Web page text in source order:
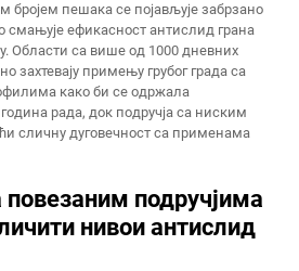
бројем пешака се појављује забрзано
смањује ефикасност антислид грана
Области са више од 1000 дневних
захтевају примењу грубог града са
како би се одржала
рада, док подручја са ниским
сличну дуговечност са применама
подручјима
нивои антислид